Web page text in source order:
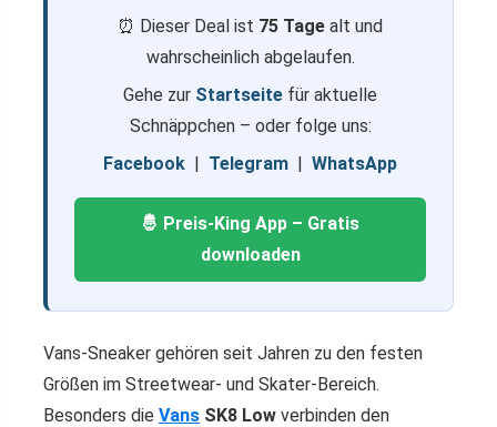
⏰ Dieser Deal ist 75 Tage alt und
wahrscheinlich abgelaufen.
Gehe zur Startseite für aktuelle
Schnäppchen – oder folge uns:
Facebook | Telegram | WhatsApp
🤴 Preis-King App – Gratis
downloaden
Vans-Sneaker gehören seit Jahren zu den festen
Größen im Streetwear- und Skater-Bereich.
Besonders die Vans SK8 Low verbinden den